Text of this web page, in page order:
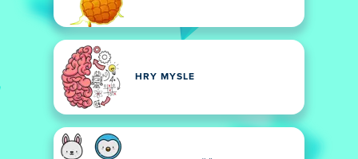
HRY MYSLE